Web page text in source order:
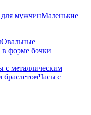
мужчинМаленькие
Овальные
в форме бочки
с металлическим
браслетомЧасы с